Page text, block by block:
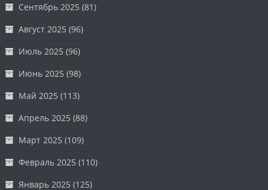
Сентябрь 2025 (81)
Август 2025 (96)
Июль 2025 (96)
Июнь 2025 (98)
Май 2025 (113)
Апрель 2025 (88)
Март 2025 (109)
Февраль 2025 (110)
Январь 2025 (125)